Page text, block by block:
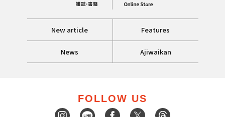
New article Features
News Ajiwaikan
FOLLOW US